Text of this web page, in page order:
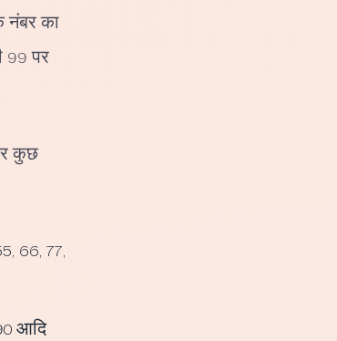
नंबर का
99 पर
कुछ
66, 77,
आदि